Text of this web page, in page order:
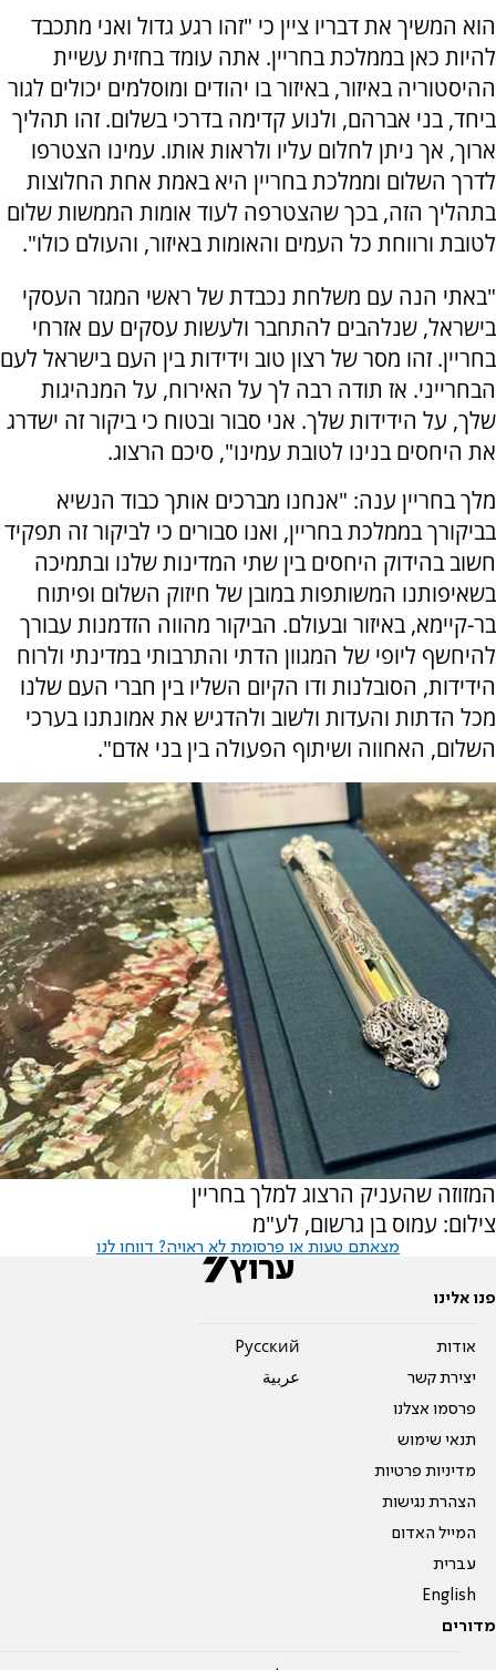
הוא המשיך את דבריו ציין כי "זהו רגע גדול ואני מתכבד
להיות כאן בממלכת בחריין. אתה עומד בחזית עשיית
ההיסטוריה באיזור, באיזור בו יהודים ומוסלמים יכולים לגור
ביחד, בני אברהם, ולנוע קדימה בדרכי בשלום. זהו תהליך
ארוך, אך ניתן לחלום עליו ולראות אותו. עמינו הצטרפו
לדרך השלום וממלכת בחריין היא באמת אחת החלוצות
בתהליך הזה, בכך שהצטרפה לעוד אומות הממשות שלום
לטובת ורווחת כל העמים והאומות באיזור, והעולם כולו".
"באתי הנה עם משלחת נכבדת של ראשי המגזר העסקי
בישראל, שנלהבים להתחבר ולעשות עסקים עם אזרחי
בחריין. זהו מסר של רצון טוב וידידות בין העם בישראל לעם
הבחרייני. אז תודה רבה לך על האירוח, על המנהיגות
שלך, על הידידות שלך. אני סבור ובטוח כי ביקור זה ישדרג
את היחסים בנינו לטובת עמינו", סיכם הרצוג.
מלך בחריין ענה: "אנחנו מברכים אותך כבוד הנשיא
בביקורך בממלכת בחריין, ואנו סבורים כי לביקור זה תפקיד
חשוב בהידוק היחסים בין שתי המדינות שלנו ובתמיכה
בשאיפותנו המשותפות במובן של חיזוק השלום ופיתוח
בר-קיימא, באיזור ובעולם. הביקור מהווה הזדמנות עבורך
להיחשף ליופי של המגוון הדתי והתרבותי במדינתי ולרוח
הידידות, הסובלנות ודו הקיום השליו בין חברי העם שלנו
מכל הדתות והעדות ולשוב ולהדגיש את אמונתנו בערכי
השלום, האחווה ושיתוף הפעולה בין בני אדם".
המזוזה שהעניק הרצוג למלך בחריין
צילום: עמוס בן גרשום, לע"מ
מצאתם טעות או פרסומת לא ראויה? דווחו לנו
פנו אלינו
אודות
יצירת קשר
פרסמו אצלנו
תנאי שימוש
מדיניות פרטיות
הצהרת נגישות
המייל האדום
עברית
English
Pусский
عربية
מדורים